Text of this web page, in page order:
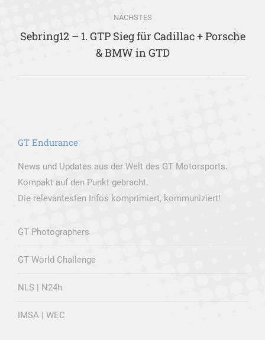
NÄCHSTES
Nächster
Beitrag:
Sebring12 – 1. GTP Sieg für Cadillac + Porsche
& BMW in GTD
GT Endurance
News und Updates aus der Welt des GT Motorsports.
Kompakt auf den Punkt gebracht.
Die relevantesten Infos komprimiert, kommuniziert!
GT Photographers
GT World Challenge
NLS | N24h
IMSA | WEC